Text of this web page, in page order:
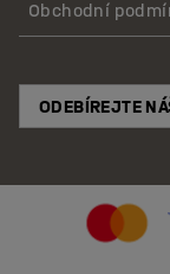
Obchodní
ODEBÍREJTE